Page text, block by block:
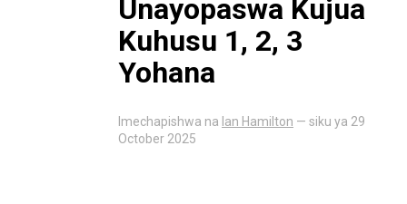
Unayopaswa Kujua
Kuhusu 1, 2, 3
Yohana
Imechapishwa na Ian Hamilton — siku ya 29
October 2025